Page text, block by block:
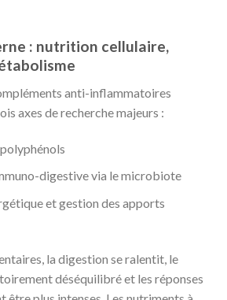
: nutrition cellulaire,
anti-inflammatoires
axes de recherche majeurs :
digestive via le microbiote
et gestion des apports
la digestion se ralentit, le
déséquilibré et les réponses